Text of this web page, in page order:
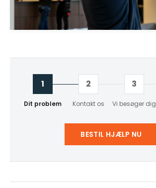
1
Dit problem
2
Kontakt os
3
Vi besøger dig
BESTIL HJÆLP NU